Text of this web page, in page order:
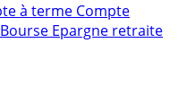
à terme Compte
Epargne retraite